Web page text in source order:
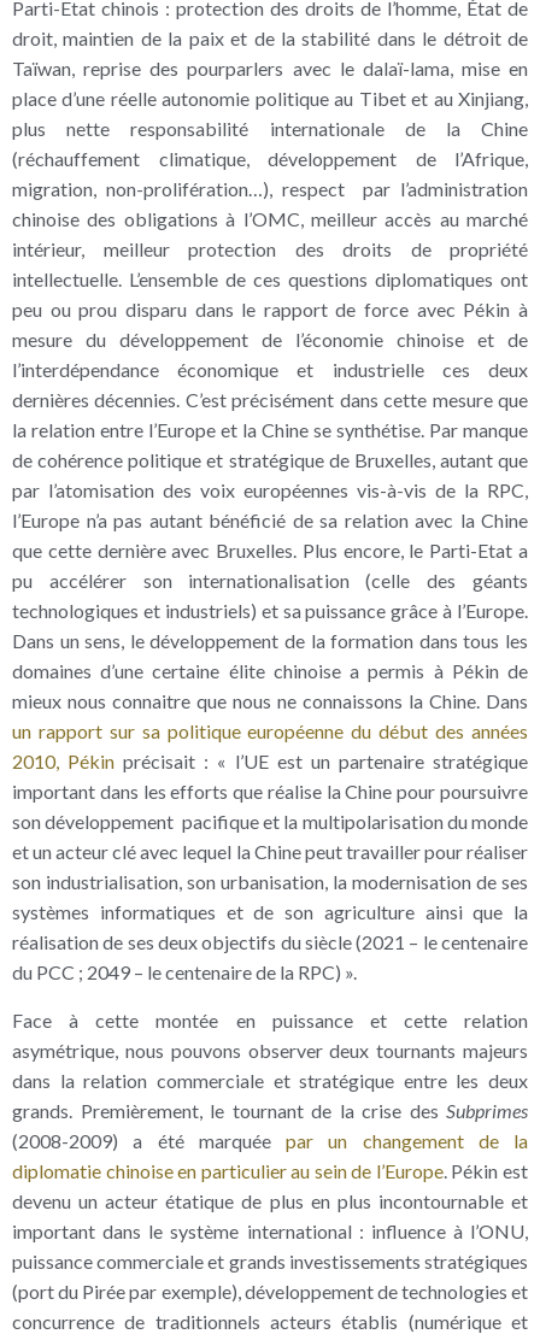
Parti-Etat chinois : protection des droits de l’homme, État de
droit, maintien de la paix et de la stabilité dans le détroit de
Taïwan, reprise des pourparlers avec le dalaï-lama, mise en
place d’une réelle autonomie politique au Tibet et au Xinjiang,
plus nette responsabilité internationale de la Chine
(réchauffement climatique, développement de l’Afrique,
migration, non-prolifération…), respect par l’administration
chinoise des obligations à l’OMC, meilleur accès au marché
intérieur, meilleur protection des droits de propriété
intellectuelle. L’ensemble de ces questions diplomatiques ont
peu ou prou disparu dans le rapport de force avec Pékin à
mesure du développement de l’économie chinoise et de
l’interdépendance économique et industrielle ces deux
dernières décennies. C’est précisément dans cette mesure que
la relation entre l’Europe et la Chine se synthétise. Par manque
de cohérence politique et stratégique de Bruxelles, autant que
par l’atomisation des voix européennes vis-à-vis de la RPC,
l’Europe n’a pas autant bénéficié de sa relation avec la Chine
que cette dernière avec Bruxelles. Plus encore, le Parti-Etat a
pu accélérer son internationalisation (celle des géants
technologiques et industriels) et sa puissance grâce à l’Europe.
Dans un sens, le développement de la formation dans tous les
domaines d’une certaine élite chinoise a permis à Pékin de
mieux nous connaitre que nous ne connaissons la Chine. Dans
un rapport sur sa politique européenne du début des années
2010, Pékin précisait : « l’UE est un partenaire stratégique
important dans les efforts que réalise la Chine pour poursuivre
son développement pacifique et la multipolarisation du monde
et un acteur clé avec lequel la Chine peut travailler pour réaliser
son industrialisation, son urbanisation, la modernisation de ses
systèmes informatiques et de son agriculture ainsi que la
réalisation de ses deux objectifs du siècle (2021 – le centenaire
du PCC ; 2049 – le centenaire de la RPC) ».
Face à cette montée en puissance et cette relation
asymétrique, nous pouvons observer deux tournants majeurs
dans la relation commerciale et stratégique entre les deux
grands. Premièrement, le tournant de la crise des Subprimes
(2008-2009) a été marquée par un changement de la
diplomatie chinoise en particulier au sein de l’Europe. Pékin est
devenu un acteur étatique de plus en plus incontournable et
important dans le système international : influence à l’ONU,
puissance commerciale et grands investissements stratégiques
(port du Pirée par exemple), développement de technologies et
concurrence de traditionnels acteurs établis (numérique et